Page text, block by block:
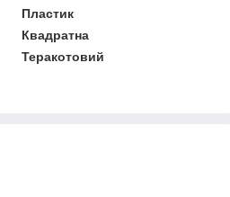
Пластик
Квадратна
Теракотовий